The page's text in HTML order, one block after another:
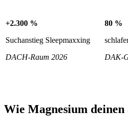
+2.300 %
Suchanstieg Sleepmaxxing
DACH-Raum 2026
80 %
DAK-
Wie Magnesium